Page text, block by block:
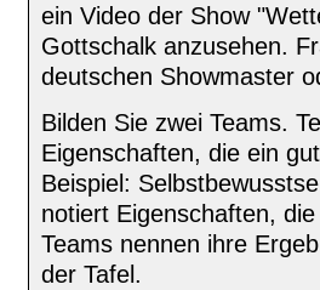
ein Video der Show
Gottschalk anzusehen.
deutschen Showmaster
Bilden Sie zwei Teams.
Eigenschaften, die ein
Beispiel:
notiert Eigenschaften,
Teams nennen ihre
der Tafel.